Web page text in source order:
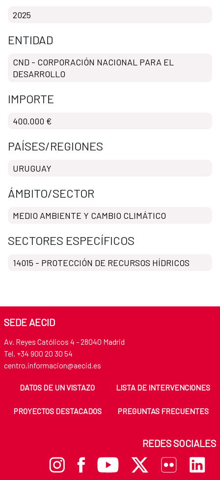
2025
ENTIDAD
CND - CORPORACIÓN NACIONAL PARA EL
DESARROLLO
IMPORTE
400.000 €
PAÍSES/REGIONES
URUGUAY
ÁMBITO/SECTOR
MEDIO AMBIENTE Y CAMBIO CLIMÁTICO
SECTORES ESPECÍFICOS
14015 - PROTECCIÓN DE RECURSOS HÍDRICOS
SEDE AECID
Av. Reyes Católicos 4 - 28040 Madrid
Tel. +34 900 20 30 54
centro.informacion@aecid.es
DATOS DE UN VISTAZO LISTA DE INTERVENCIONES
PROYECTOS DESTACADOS PREGUNTAS FRECUENTES
REDES SOCIALES